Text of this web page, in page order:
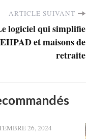
ARTICLE SUIVANT
logiciel qui simplifie
et maisons de
retraite
26, 2024